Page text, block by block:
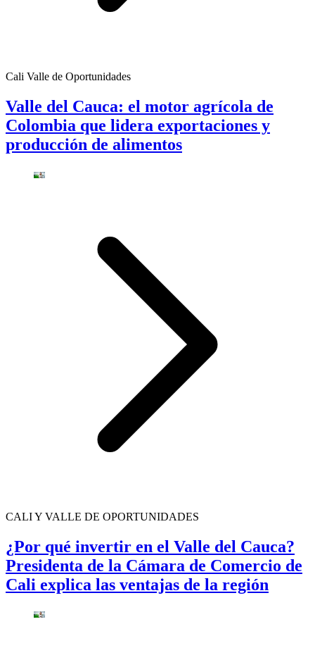
Cali Valle de Oportunidades
Valle del Cauca: el motor agrícola de
Colombia que lidera exportaciones y
producción de alimentos
CALI Y VALLE DE OPORTUNIDADES
¿Por qué invertir en el Valle del Cauca?
Presidenta de la Cámara de Comercio de
Cali explica las ventajas de la región